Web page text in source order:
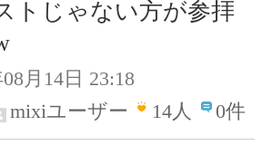
トじゃない方が参拝
月14日 23:18
mixiユーザー
14人 0件